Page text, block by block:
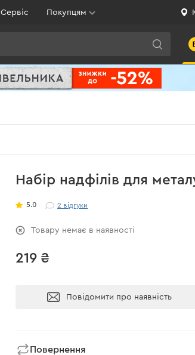
Сервіс Покупцям
Набір надфілів для
5.0 2 відгуки
Товару немає в наявності
219 ₴
Повідомити про наявність
Повернення